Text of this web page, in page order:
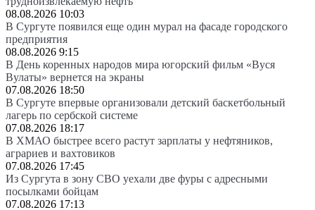
08.08.2026 10:03
В Сургуте появился еще один мурал на фасаде городского
предприятия
08.08.2026 9:15
В День коренных народов мира югорский фильм «Вуся
Вулаты» вернется на экраны
07.08.2026 18:50
В Сургуте впервые организовали детский баскетбольный
лагерь по сербской системе
07.08.2026 18:17
В ХМАО быстрее всего растут зарплаты у нефтяников,
аграриев и вахтовиков
07.08.2026 17:45
Из Сургута в зону СВО уехали две фуры с адресными
посылками бойцам
07.08.2026 17:13